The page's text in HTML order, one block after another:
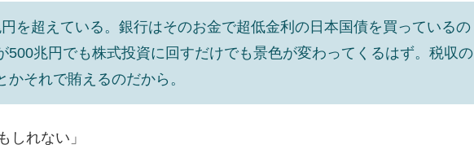
を超えている。銀行はそのお金で超低金利の日本国債を買っているの
500兆円でも株式投資に回すだけでも景色が変わってくるはず。税収の
それで賄えるのだから。
しれない」